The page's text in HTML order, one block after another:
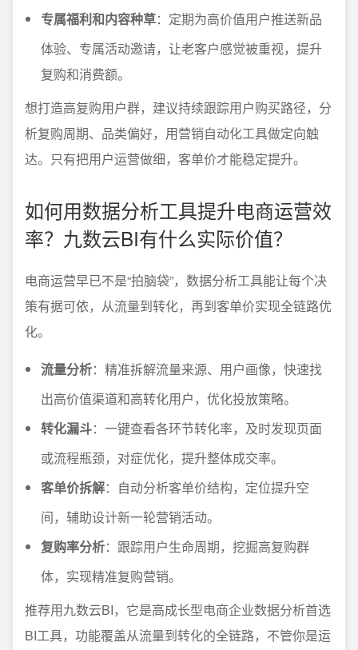
专属福利和内容种草：定期为高价值用户推送新品
体验、专属活动邀请，让老客户感觉被重视，提升
复购和消费额。
想打造高复购用户群，建议持续跟踪用户购买路径，分
析复购周期、品类偏好，用营销自动化工具做定向触
达。只有把用户运营做细，客单价才能稳定提升。
如何用数据分析工具提升电商运营效
率？九数云BI有什么实际价值？
电商运营早已不是“拍脑袋”，数据分析工具能让每个决
策有据可依，从流量到转化，再到客单价实现全链路优
化。
流量分析：精准拆解流量来源、用户画像，快速找
出高价值渠道和高转化用户，优化投放策略。
转化漏斗：一键查看各环节转化率，及时发现页面
或流程瓶颈，对症优化，提升整体成交率。
客单价拆解：自动分析客单价结构，定位提升空
间，辅助设计新一轮营销活动。
复购率分析：跟踪用户生命周期，挖掘高复购群
体，实现精准复购营销。
推荐用九数云BI，它是高成长型电商企业数据分析首选
BI工具，功能覆盖从流量到转化的全链路，不管你是运